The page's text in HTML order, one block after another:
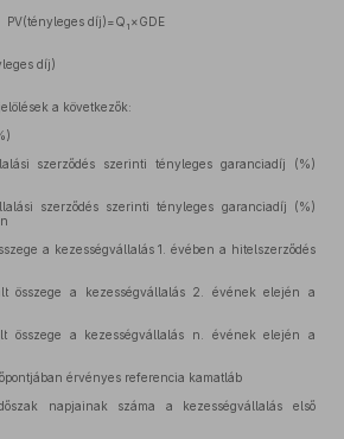
PV(tényleges díj)=Q 1 ×GDE
díj)
a következők:
szerződés szerinti tényleges garanciadíj (%)
szerződés szerinti tényleges garanciadíj (%)
a kezességvállalás 1. évében a hitelszerződés
a kezességvállalás 2. évének elején a
a kezességvállalás n. évének elején a
érvényes referencia kamatláb
napjainak száma a kezességvállalás első